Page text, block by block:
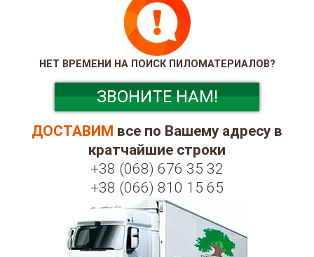
НЕТ ВРЕМЕНИ НА ПОИСК ПИЛОМАТЕРИАЛОВ?
ЗВОНИТЕ НАМ!
ДОСТАВИМ все по Вашему адресу в
кратчайшие строки
+38 (068) 676 35 32
+38 (066) 810 15 65